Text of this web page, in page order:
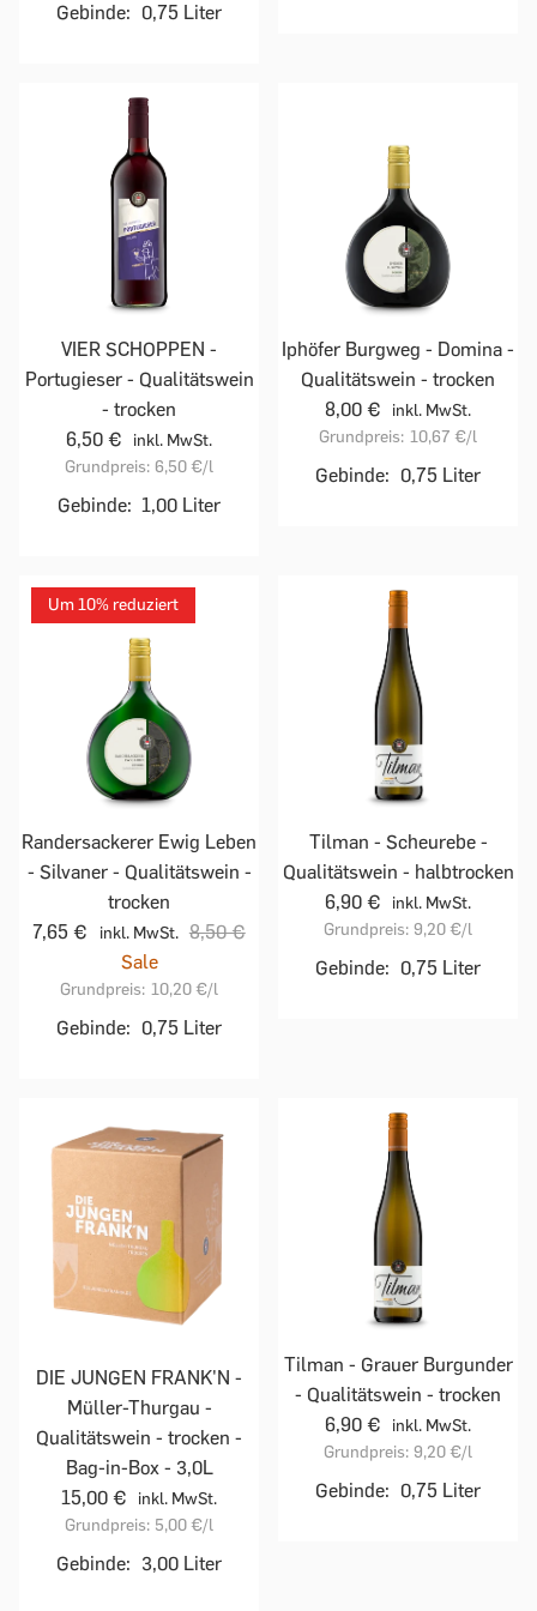
Gebinde: 0,75 Liter
VIER SCHOPPEN -
Portugieser - Qualitätswein
- trocken
6,50 €
inkl. MwSt.
Grundpreis: 6,50 €/l
Gebinde: 1,00 Liter
Iphöfer Burgweg - Domina -
Qualitätswein - trocken
8,00 €
inkl. MwSt.
Grundpreis: 10,67 €/l
Gebinde: 0,75 Liter
Um 10% reduziert
Randersackerer Ewig Leben
- Silvaner - Qualitätswein -
trocken
7,65 €
inkl. MwSt. 8,50 €
Sale
Grundpreis: 10,20 €/l
Gebinde: 0,75 Liter
Tilman - Scheurebe -
Qualitätswein - halbtrocken
6,90 €
inkl. MwSt.
Grundpreis: 9,20 €/l
Gebinde: 0,75 Liter
DIE JUNGEN FRANK'N -
Müller-Thurgau -
Qualitätswein - trocken -
Bag-in-Box - 3,0L
15,00 €
inkl. MwSt.
Grundpreis: 5,00 €/l
Gebinde: 3,00 Liter
Tilman - Grauer Burgunder
- Qualitätswein - trocken
6,90 €
inkl. MwSt.
Grundpreis: 9,20 €/l
Gebinde: 0,75 Liter